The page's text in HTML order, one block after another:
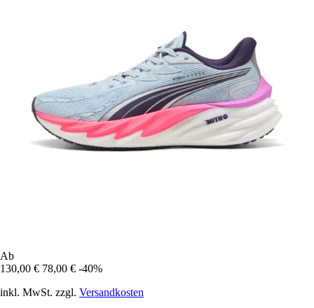
Ab
130,00 € 78,00 € -40%
inkl. MwSt. zzgl. Versandkosten